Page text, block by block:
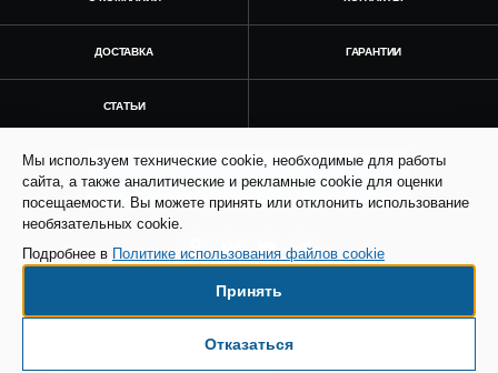
ДОСТАВКА ГАРАНТИИ
СТАТЬИ
Получить консультацию
© Все права защищены. Информация сайта
SEO продвижение сайта - Result Plus
Мы используем технические cookie, необходимые для работы
сайта, а также аналитические и рекламные cookie для оценки
посещаемости. Вы можете принять или отклонить использование
необязательных cookie.
Подробнее в Политике использования файлов cookie
Принять
Отказаться